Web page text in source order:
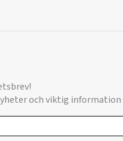
och viktig information